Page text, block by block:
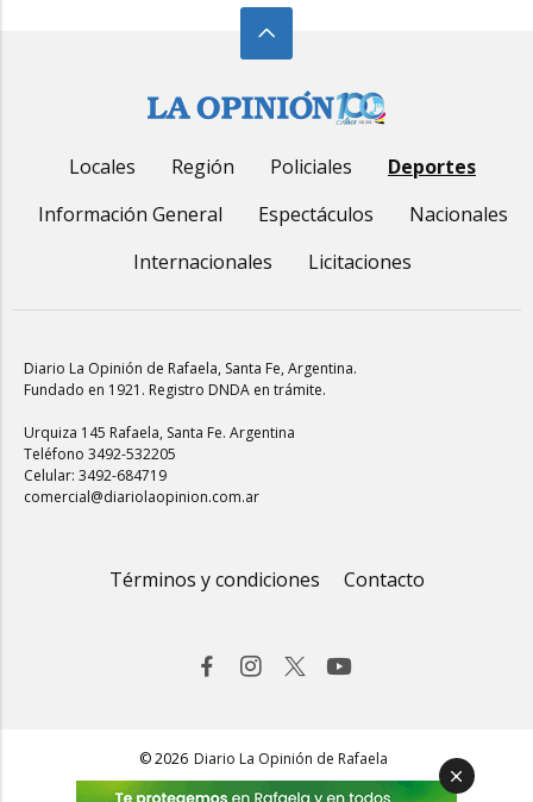
Locales Región Policiales
Deportes
Información General
Espectáculos
Nacionales
Internacionales
Licitaciones
Diario La Opinión de Rafaela, Santa Fe, Argentina.
Fundado en 1921. Registro DNDA en trámite.
Urquiza 145 Rafaela, Santa Fe. Argentina
Teléfono 3492-532205
Celular: 3492-684719
comercial@diariolaopinion.com.ar
Términos y condiciones Contacto
© 2026 Diario La Opinión de Rafaela